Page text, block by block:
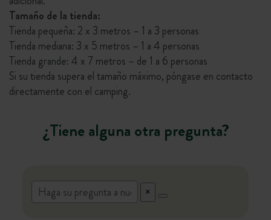
Tamaño de la tienda:
Tienda pequeña: 2 x 3 metros – 1 a 3 personas
Tienda mediana: 3 x 5 metros – 1 a 4 personas
Tienda grande: 4 x 7 metros – de 1 a 6 personas
Si su tienda supera el tamaño máximo, póngase en contacto
directamente con el camping.
¿Tiene alguna otra pregunta?